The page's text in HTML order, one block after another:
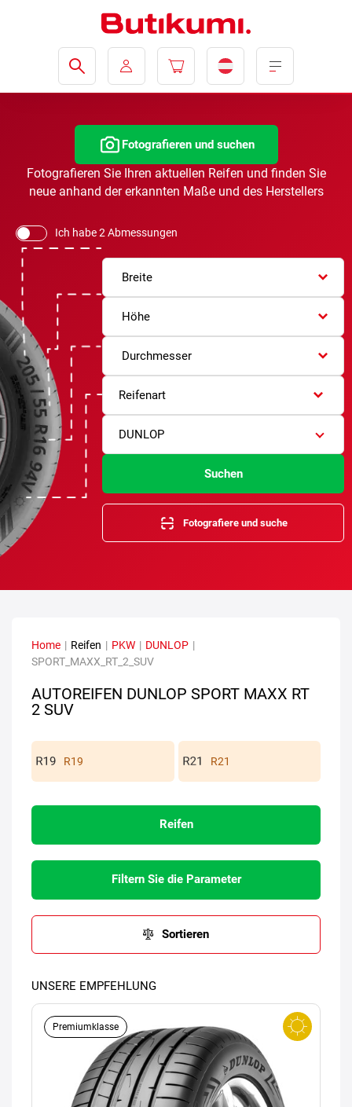
Fotografieren und suchen
Fotografieren Sie Ihren aktuellen Reifen und finden Sie
neue anhand der erkannten Maße und des Herstellers
Ich habe 2 Abmessungen
Breite
Höhe
Durchmesser
Reifenart
DUNLOP
Suchen
Fotografiere und suche
Home | Reifen | PKW | DUNLOP |
SPORT_MAXX_RT_2_SUV
AUTOREIFEN DUNLOP SPORT MAXX RT
2 SUV
R19 R21
Reifen
Filtern Sie die Parameter
Sortieren
UNSERE EMPFEHLUNG
Premiumklasse